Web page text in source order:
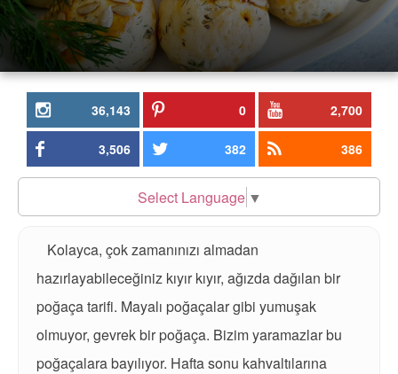
36,143 0 2,700
3,506 382 386
Select Language ▼
Kolayca, çok zamanınızı almadan
hazırlayabileceğiniz kıyır kıyır, ağızda dağılan bir
poğaça tarifi. Mayalı poğaçalar gibi yumuşak
olmuyor, gevrek bir poğaça. Bizim yaramazlar bu
poğaçalara bayılıyor. Hafta sonu kahvaltılarına